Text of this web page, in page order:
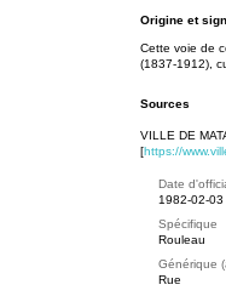
Origine et
Cette voie de
(1837-1912),
Sources
VILLE DE
[https://
Date
1982-02-03
Spécifique
Rouleau
Générique
Rue